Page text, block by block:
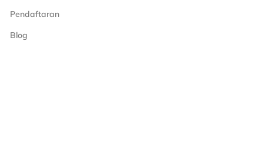
Pendaftaran
Blog